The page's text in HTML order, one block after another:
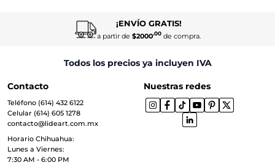
¡ENVÍO GRATIS!
a partir de $2000.00de compra.
Todos los precios ya incluyen IVA
Contacto
Teléfono (614) 432 6122
Celular (614) 605 1278
contacto@lideart.com.mx
Horario Chihuahua:
Lunes a Viernes:
7:30 AM - 6:00 PM
Nuestras redes